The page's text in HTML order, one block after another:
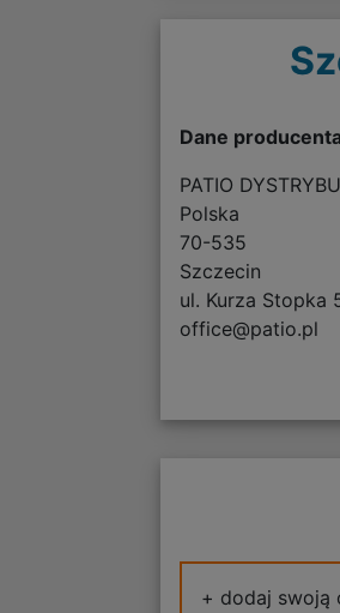
Dane
PATIO
Polska
70-535
Szczecin
ul. Kurza Stopka
office@patio.pl
+ dodaj swoją